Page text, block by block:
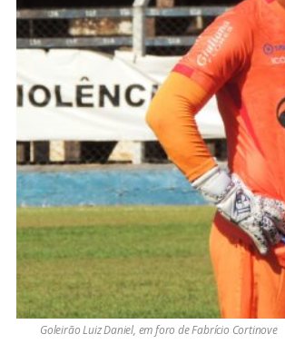
Goleirão Luiz Daniel, em foro de Fabrício Cortinove